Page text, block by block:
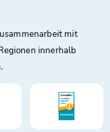
mit
innerhalb